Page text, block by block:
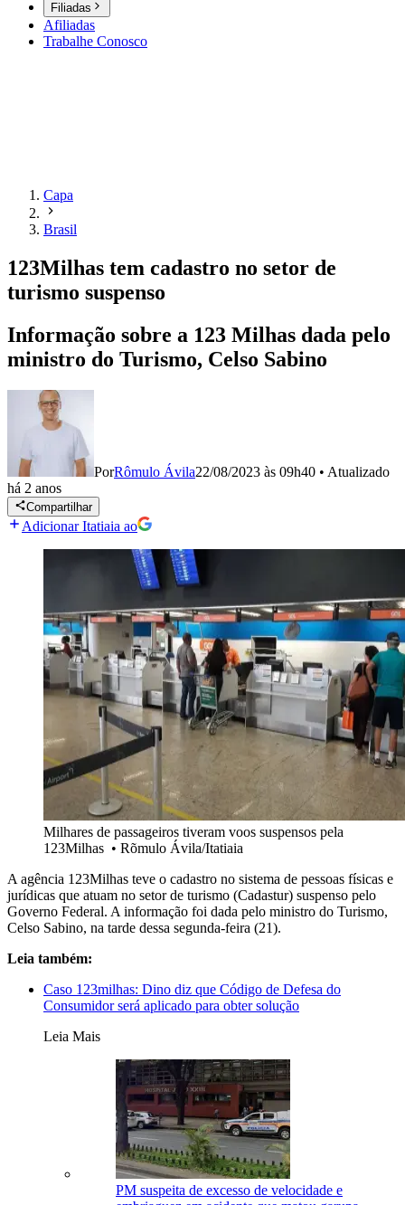
Filiadas
Afiliadas
Trabalhe Conosco
Capa
Brasil
123Milhas tem cadastro no setor de
turismo suspenso
Informação sobre a 123 Milhas dada pelo
ministro do Turismo, Celso Sabino
PorRômulo Ávila22/08/2023 às 09h40 • Atualizado
há 2 anos
Compartilhar
Adicionar Itatiaia ao
Milhares de passageiros tiveram voos suspensos pela
123Milhas • Rõmulo Ávila/Itatiaia
A agência 123Milhas teve o cadastro no sistema de pessoas físicas e
jurídicas que atuam no setor de turismo (Cadastur) suspenso pelo
Governo Federal. A informação foi dada pelo ministro do Turismo,
Celso Sabino, na tarde dessa segunda-feira (21).
Leia também:
Caso 123milhas: Dino diz que Código de Defesa do
Consumidor será aplicado para obter solução
Leia Mais
PM suspeita de excesso de velocidade e